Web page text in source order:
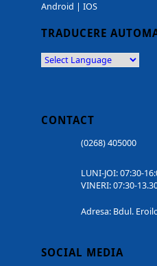
Android | IOS
TRADUCERE
CONTACT
(0268) 405000
LUNI-JOI: 07:30-
VINERI: 07:30-
Adresa: Bdul.
SOCIAL MEDIA